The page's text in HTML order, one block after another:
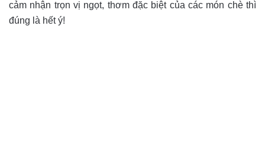
cảm nhận trọn vị ngọt, thơm đặc biệt của các món chè thì
đúng là hết ý!